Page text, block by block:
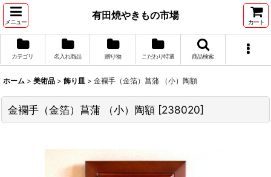
メニュー
有田焼やきもの市場
カート
カテゴリ 名入れ商品 贈り物 こだわり特選 商品検索
ホーム > 美術品 > 飾り皿 > 金襴手（金箔）菖蒲 （小）陶額
金襴手（金箔）菖蒲 （小）陶額 [238020]